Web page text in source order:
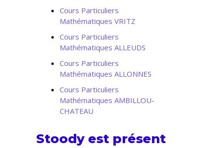
Cours Particuliers
Mathématiques VRITZ
Cours Particuliers
Mathématiques ALLEUDS
Cours Particuliers
Mathématiques ALLONNES
Cours Particuliers
Mathématiques AMBILLOU-
CHATEAU
Stoody est présent